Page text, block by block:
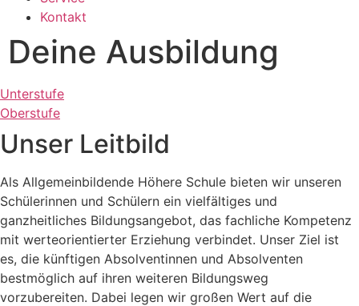
Kontakt
Deine Ausbildung
Unterstufe
Oberstufe
Unser Leitbild
Als Allgemeinbildende Höhere Schule bieten wir unseren
Schülerinnen und Schülern ein vielfältiges und
ganzheitliches Bildungsangebot, das fachliche Kompetenz
mit werteorientierter Erziehung verbindet. Unser Ziel ist
es, die künftigen Absolventinnen und Absolventen
bestmöglich auf ihren weiteren Bildungsweg
vorzubereiten. Dabei legen wir großen Wert auf die